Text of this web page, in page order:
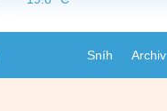
Sníh Archiv